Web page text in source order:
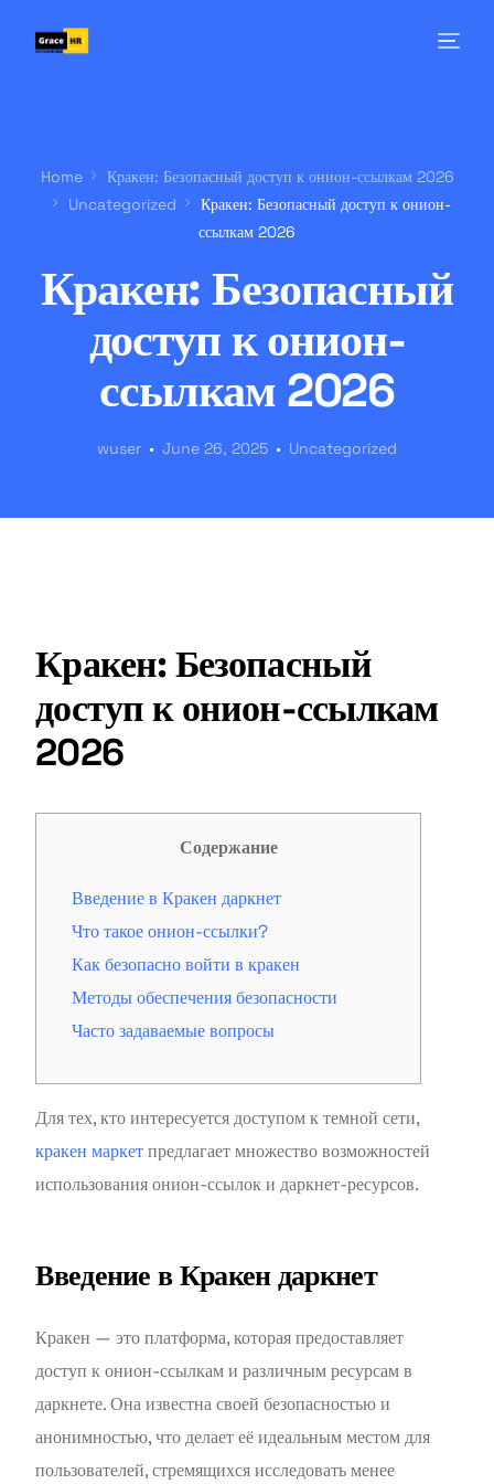
Home
Кракен: Безопасный доступ к онион-ссылкам 2026
Uncategorized
Кракен: Безопасный доступ к онион-
ссылкам 2026
Кракен: Безопасный
доступ к онион-
ссылкам 2026
wuser June 26, 2025 Uncategorized
Кракен: Безопасный
доступ к онион-ссылкам
2026
Содержание
Введение в Кракен даркнет
Что такое онион-ссылки?
Как безопасно войти в кракен
Методы обеспечения безопасности
Часто задаваемые вопросы
Для тех, кто интересуется доступом к темной сети,
кракен маркетпредлагает множество возможностей
использования онион-ссылок и даркнет-ресурсов.
Введение в Кракен даркнет
Кракен — это платформа, которая предоставляет
доступ к онион-ссылкам и различным ресурсам в
даркнете. Она известна своей безопасностью и
анонимностью, что делает её идеальным местом для
пользователей, стремящихся исследовать менее